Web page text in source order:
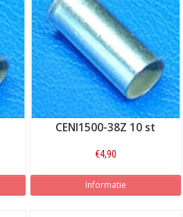
CENI1500-38Z 10 st
€4,90
Informatie